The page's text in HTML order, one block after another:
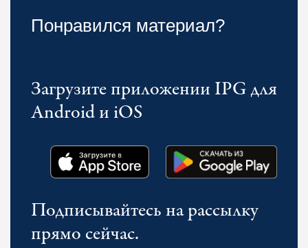
Понравился материал?
Загрузите приложении IPG для
Android и iOS
Подписывайтесь на рассылку
прямо сейчас.